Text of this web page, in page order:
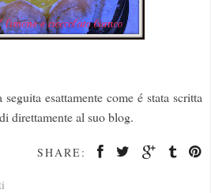
esattamente come é stata scritta
direttamente al suo blog.
SHARE: